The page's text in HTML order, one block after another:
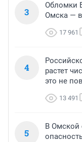
3
Обломки
Омска —
17 961
4
растет
это не
13 491
5
В Омской